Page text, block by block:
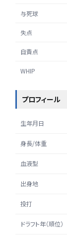
与死球
失点
自責点
WHIP
プロフィール
生年月日
身長/体重
血液型
出身地
投打
ドラフト年（順位）